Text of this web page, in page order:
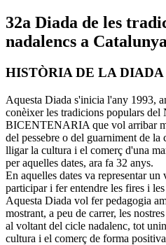
32a Diada de les
nadalencs a
HISTÒRIA DE LA
Aquesta Diada s'inicia l'any 1993,
conèixer les tradicions populars del
BICENTENARIA que vol arribar
del pessebre o del guarniment de la
lligar la cultura i el comerç d'una
per aquelles dates, ara fa 32 anys.
En aquelles dates va representar
participar i fer entendre les fires i
Aquesta Diada vol fer pedagogia
mostrant, a peu de carrer, les
al voltant del cicle nadalenc, tot
cultura i el comerç de forma